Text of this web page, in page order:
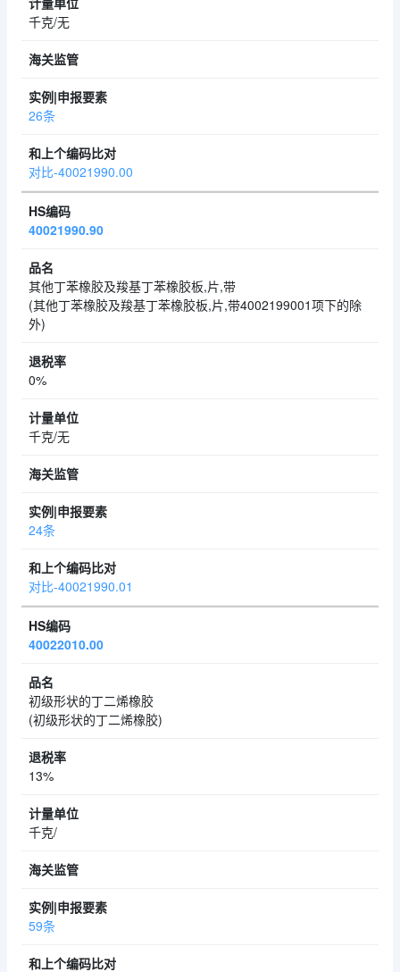
千克/无
26条
对比-40021990.00
40021990.90
其他丁苯橡胶及羧基丁苯橡胶板,片,带
(其他丁苯橡胶及羧基丁苯橡胶板,片,带4002199001项下的除
外)
0%
千克/无
24条
对比-40021990.01
40022010.00
初级形状的丁二烯橡胶
(初级形状的丁二烯橡胶)
13%
千克/
59条